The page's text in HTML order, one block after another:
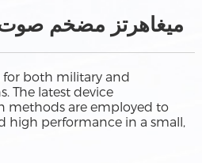
40-512 ميغاهرتز مضخم
for both military and
The latest device
methods are employed to
high performance in a small,